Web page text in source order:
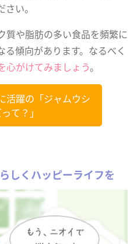
い。
質や脂肪の多い食品を頻繁に
傾向があります。なるべく
心がけてみましょう。
活躍の「ジャムウシ
て？」
しくハッピーライフを